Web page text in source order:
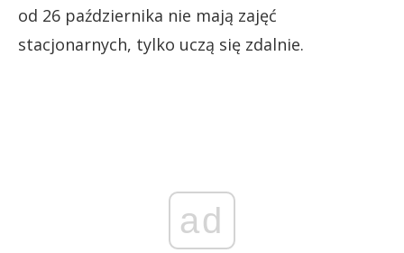
od 26 października nie mają zajęć
stacjonarnych, tylko uczą się zdalnie.
ad